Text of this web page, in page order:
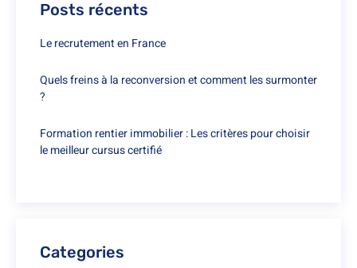
Posts récents
Le recrutement en France
Quels freins à la reconversion et comment les surmonter
?
Formation rentier immobilier : Les critères pour choisir
le meilleur cursus certifié
Categories